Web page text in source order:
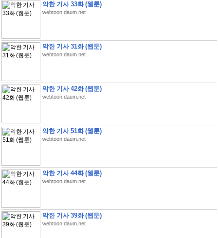
악한 기사 33화 (웹툰)
webtoon.daum.net
악한 기사 31화 (웹툰)
webtoon.daum.net
악한 기사 42화 (웹툰)
webtoon.daum.net
악한 기사 51화 (웹툰)
webtoon.daum.net
악한 기사 44화 (웹툰)
webtoon.daum.net
악한 기사 39화 (웹툰)
webtoon.daum.net